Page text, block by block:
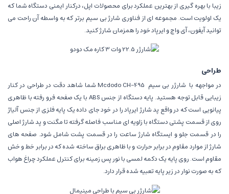
زیبا با بهره گیری از بهترین عملکرد برای محصولات اپل، درکنار ایمنی دستگاه شما که
یک اولویت است. مجموعه ای از فناوری شارژ بی سیم برتر که به واسطه آن راحت می
توانید آیفون، آی واچ و ایرپاد خود را همزمان شارژ کنید.
طراحی
در مواجهه با شارژر بی سیم
Mcdodo CH-495 شما شاهد دقت در طراحی در کنار
زیبایی قابل توجه هستید. پایه دستگاه از جنس ABS با یک صفحه فرو رفته با ظاهری
پیانویی است که در واقع پد شارژ ایرپاد را در خود جای داده یک پایه فلزی از جنس آلیاژ
روی از قسمت پشتی دستگاه با زاویه ای مناسب فاصله گرفته تا مگنت و پد شارژ اصلی
را در قسمت جلو و ایستگاه شارژ ساعت را در قسمت پشت شامل شود. صفحه های
شارژ از موارد مقاوم در برابر حرارت و با ظاهری براق ساخته شده که در برابر خط و خش
مقاوم است. روی پایه یک دکمه لمسی با نور پس زمینه برای کنترل عملکرد چراغ هواب
که به صورت نوار در زیر پایه تعبیه شده قرار دارد.